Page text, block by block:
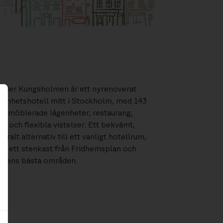
Kungsholmen är ett nyrenoverat
mitt i Stockholm, med 143
möblerade lägenheter, restaurang,
och flexibla vistelser. Ett bekvämt,
alternativ till ett vanligt hotellrum,
ett stenkast från Fridhemsplan och
bästa områden.